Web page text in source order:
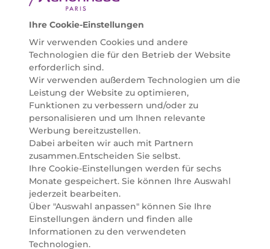
helfen zu können. Entdecken Sie auch unsere
Online Beauty Beratungen und bestellen Sie ganz
einfach alles für Ihre Beauty Routine direkt nach
Hause oder in Ihre Wunsch-Parfümerie liefern.
BERATUNG & EXPERTISE
Marionnaud wurde im Jahr 1984 in Paris gegründet
und ist seit 2001 in Österreich vertreten. Mit rund 80
Parfümerien und unserem Online Shop sind wir
Marktführer im selektiven Beautyhandel in
Österreich. Seit 2023 liefern wir auch nach
Deutschland. Durch abwechselnde Aktionen und
attraktive Angebote zu allen Anlässen finden Sie bei
Marionnaud alles, was Beauty Herzen höherschlagen
lässt. Wir glauben fest daran, dass Freude auf viele
Arten geschaffen werden kann. Vom beruhigenden
und pflegenden Gefühl Ihrer Lieblingsaugencreme
bis zur positiven Verpflichtung zu nachhaltigen
Rohstoffen. Darum suchen wir jeden Tag nach
Wegen, um Ihnen das tägliche Wohlfühlen zu
Ihre Cookie-Einstellungen
Wir verwenden Cookies und andere
Technologien die für den Betrieb der Website
erforderlich sind.
Wir verwenden außerdem Technologien um die
Leistung der Website zu optimieren,
Funktionen zu verbessern und/oder zu
personalisieren und um Ihnen relevante
Werbung bereitzustellen.
Dabei arbeiten wir auch mit Partnern
zusammen.Entscheiden Sie selbst.
Ihre Cookie-Einstellungen werden für sechs
Monate gespeichert. Sie können Ihre Auswahl
jederzeit bearbeiten.
Über "Auswahl anpassen" können Sie Ihre
Einstellungen ändern und finden alle
Informationen zu den verwendeten
Technologien.